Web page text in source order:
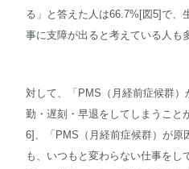
る」と答えた人は66.7%[図5]で、
事に支障が出ると考えている人も
対して、「PMS（月経前症候群
勤・遅刻・早退をしてしまうこと
6]、「PMS（月経前症候群）が原
も、いつもと変わらない仕事をし